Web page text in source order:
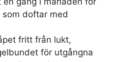
doftar med
fritt från lukt,
för utgångna